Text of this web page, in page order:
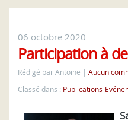
06 octobre 2020
Participation à
Rédigé par Antoine
Aucun
Classé dans : Publications-